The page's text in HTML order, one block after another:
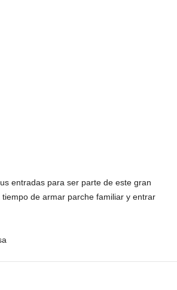
entradas para ser parte de este gran
de armar parche familiar y entrar